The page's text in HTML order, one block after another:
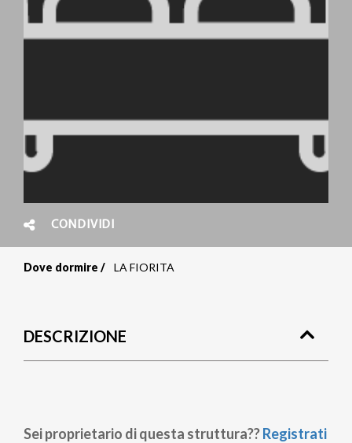
CONDIVIDI
pane
Dove dormire LA FIORITA
DESCRIZIONE
Sei proprietario di questa struttura??Registrati